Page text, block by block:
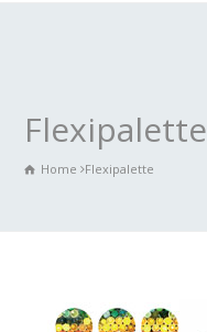
Flexipalette
Home Flexipalette